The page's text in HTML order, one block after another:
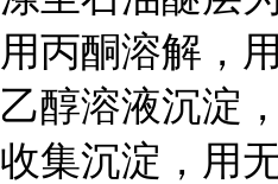
用丙酮溶解，
乙醇溶液沉淀
收集沉淀，用